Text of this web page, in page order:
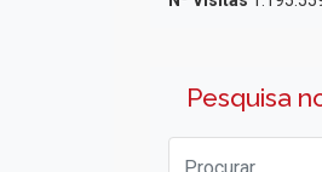
Pesquisa